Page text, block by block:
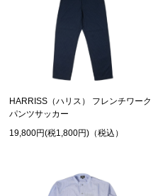
HARRISS（ハリス） フレンチワーク
パンツサッカー
19,800円(税1,800円)（税込）